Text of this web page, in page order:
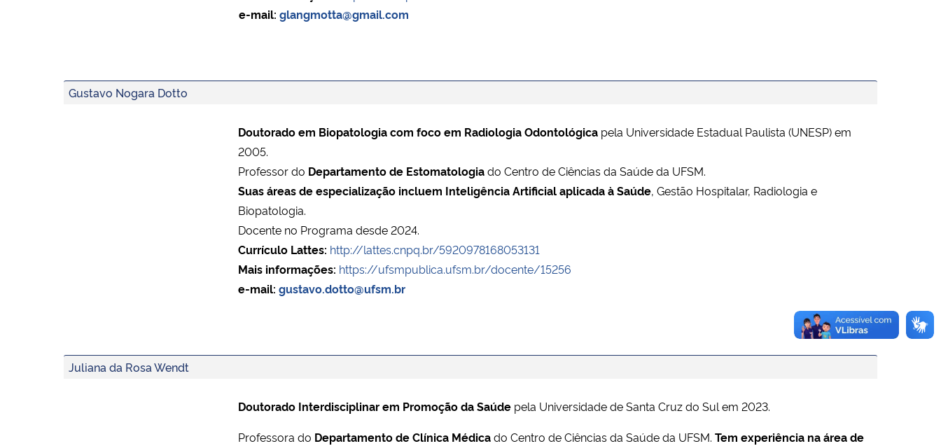
e-mail: glangmotta@gmail.com
Gustavo Nogara Dotto
Doutorado em Biopatologia com foco em Radiologia Odontológica pela Universidade Estadual Paulista (UNESP) em
2005.
Professor do Departamento de Estomatologiado Centro de Ciências da Saúde da UFSM.
Suas áreas de especialização incluem Inteligência Artificial aplicada à Saúde, Gestão Hospitalar, Radiologia e
Biopatologia.
Docente no Programa desde 2024.
Currículo Lattes: http://lattes.cnpq.br/5920978168053131
Mais informações: https://ufsmpublica.ufsm.br/docente/15256
e-mail: gustavo.dotto@ufsm.br
Juliana da Rosa Wendt
Doutorado Interdisciplinar em Promoção da Saúdepela Universidade de Santa Cruz do Sul em 2023.
Professora do Departamento de Clínica Médicado Centro de Ciências da Saúde da UFSM. Tem experiência na área de